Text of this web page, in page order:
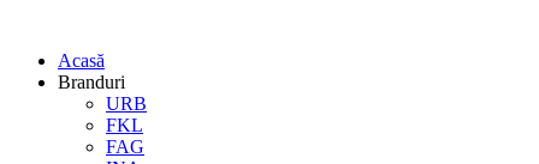
Acasă
Branduri
URB
FKL
FAG